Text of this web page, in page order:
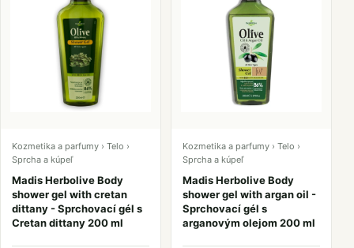
Kozmetika a parfumy › Telo ›
Sprcha a kúpeľ
Madis Herbolive Body
shower gel with cretan
dittany - Sprchovací gél s
Cretan dittany 200 ml
Kozmetika a parfumy › Telo ›
Sprcha a kúpeľ
Madis Herbolive Body
shower gel with argan oil -
Sprchovací gél s
arganovým olejom 200 ml